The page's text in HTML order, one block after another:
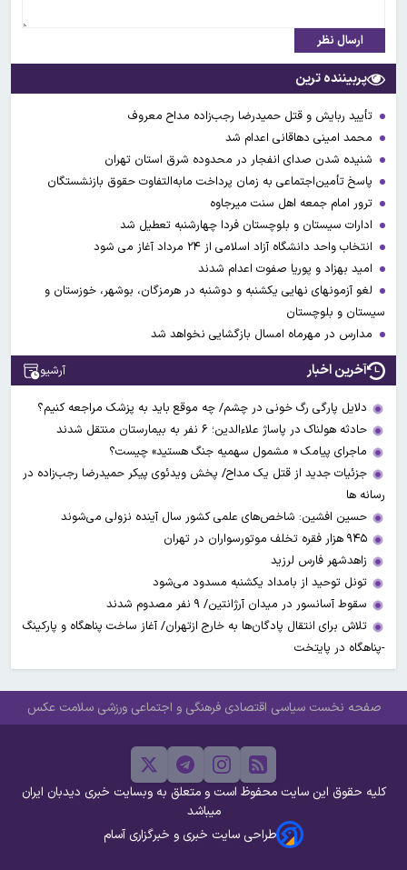
ارسال نظر
پربیننده ترین
تأیید ربایش و قتل حمیدرضا رجب‌زاده مداح معروف
محمد امینی دهاقانی اعدام شد
شنیده شدن صدای انفجار در محدوده شرق استان تهران
پاسخ تأمین‌اجتماعی به زمان پرداخت مابه‌التفاوت حقوق بازنشستگان
ترور امام جمعه اهل سنت میرجاوه
ادارات سیستان و بلوچستان فردا چهارشنبه تعطیل شد
انتخاب واحد دانشگاه آزاد اسلامی از ۲۴ مرداد آغاز می شود
امید بهزاد و پوریا صفوت اعدام شدند
لغو آزمونهای نهایی یکشنبه و دوشنبه در هرمزگان، بوشهر، خوزستان و
سیستان و بلوچستان
مدارس در مهرماه امسال بازگشایی نخواهد شد
آخرین اخبار آرشیو
دلایل پارگی رگ خونی در چشم/ چه موقع باید به پزشک مراجعه کنیم؟
حادثه هولناک در پاساژ علاءالدین؛ ۶ نفر به بیمارستان منتقل شدند
ماجرای پیامک « مشمول سهمیه جنگ هستید» چیست؟
جزئیات جدید از قتل یک مداح/ پخش ویدئوی پیکر حمیدرضا رجب‌زاده در
رسانه ها
حسین افشین: شاخص‌های علمی کشور سال آینده نزولی می‌شوند
۹۴۵ هزار فقره تخلف موتورسواران در تهران
زاهدشهر فارس لرزید
تونل توحید از بامداد یکشنبه مسدود می‌شود
سقوط آسانسور در میدان آرژانتین/ ۹ نفر مصدوم شدند
تلاش برای انتقال پادگان‌ها به خارج ازتهران/ آغاز ساخت پناهگاه و پارکینگ
-پناهگاه در پایتخت
صفحه نخست سیاسی اقتصادی فرهنگی و اجتماعی ورزشی سلامت عکس
کلیه حقوق این سایت محفوظ است و متعلق به وبسایت خبری دیدبان ایران
میباشد
طراحی سایت خبری و خبرگزاری آسام